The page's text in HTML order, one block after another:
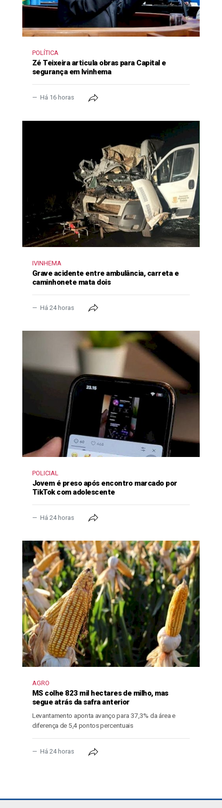
POLÍTICA
Zé Teixeira articula obras para Capital e
segurança em Ivinhema
Há 16 horas
IVINHEMA
Grave acidente entre ambulância, carreta e
caminhonete mata dois
Há 24 horas
POLICIAL
Jovem é preso após encontro marcado por
TikTok com adolescente
Há 24 horas
AGRO
MS colhe 823 mil hectares de milho, mas
segue atrás da safra anterior
Levantamento aponta avanço para 37,3% da área e
diferença de 5,4 pontos percentuais
Há 24 horas